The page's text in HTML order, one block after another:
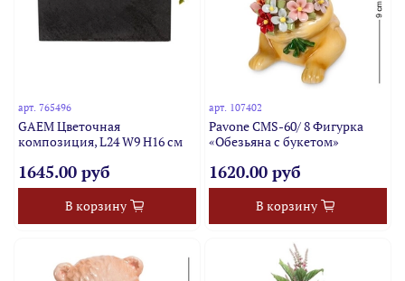
арт.765496
GAEM Цветочная
композиция, L24 W9 H16 см
1645.00 руб
В корзину
арт. 107402
Pavone CMS-60/ 8 Фигурка
«Обезьяна с букетом»
1620.00 руб
В корзину